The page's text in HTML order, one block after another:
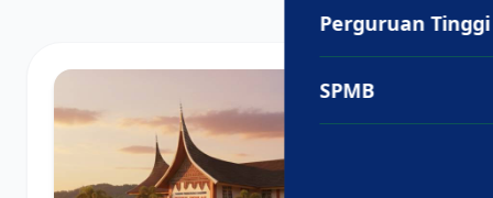
Perguruan Tinggi
SPMB